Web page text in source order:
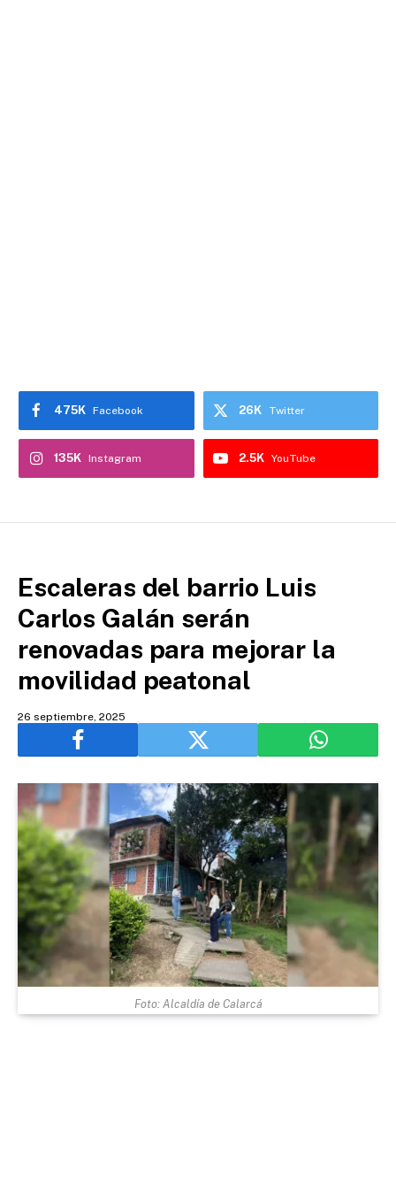
Facebook
475K Twitter
26K
Instagram
135K YouTube
2.5K
Escaleras del barrio Luis
Carlos Galán serán
renovadas para mejorar la
movilidad peatonal
26 septiembre, 2025
Foto: Alcaldía de Calarcá